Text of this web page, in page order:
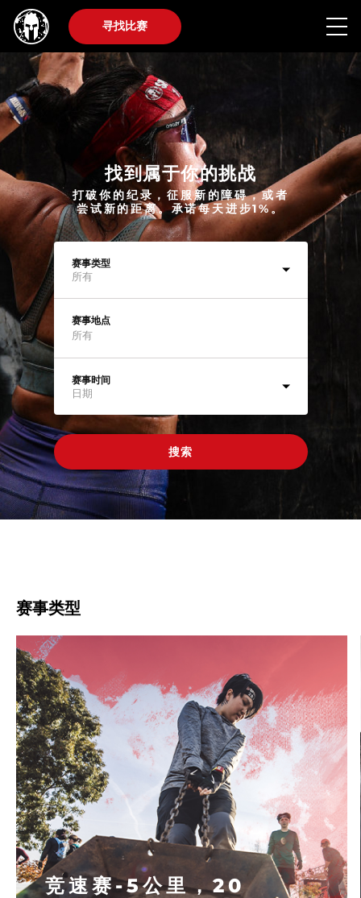
寻找比赛
找到属于你的挑战
打破你的纪录，征服新的障碍，或者
尝试新的距离。承诺每天进步1%。
赛事类型
所有
赛事地点
赛事时间
日期
搜索
赛事类型
竞速赛-5公里，20